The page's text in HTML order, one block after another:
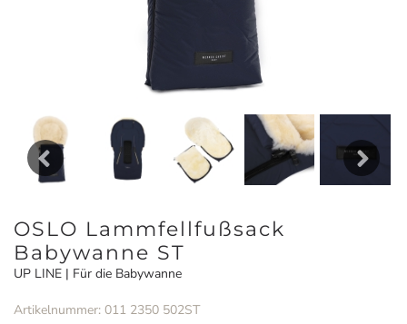
Previous Next
OSLO Lammfellfußsack
Babywanne ST
UP LINE | Für die Babywanne
Artikelnummer: 011 2350 502ST